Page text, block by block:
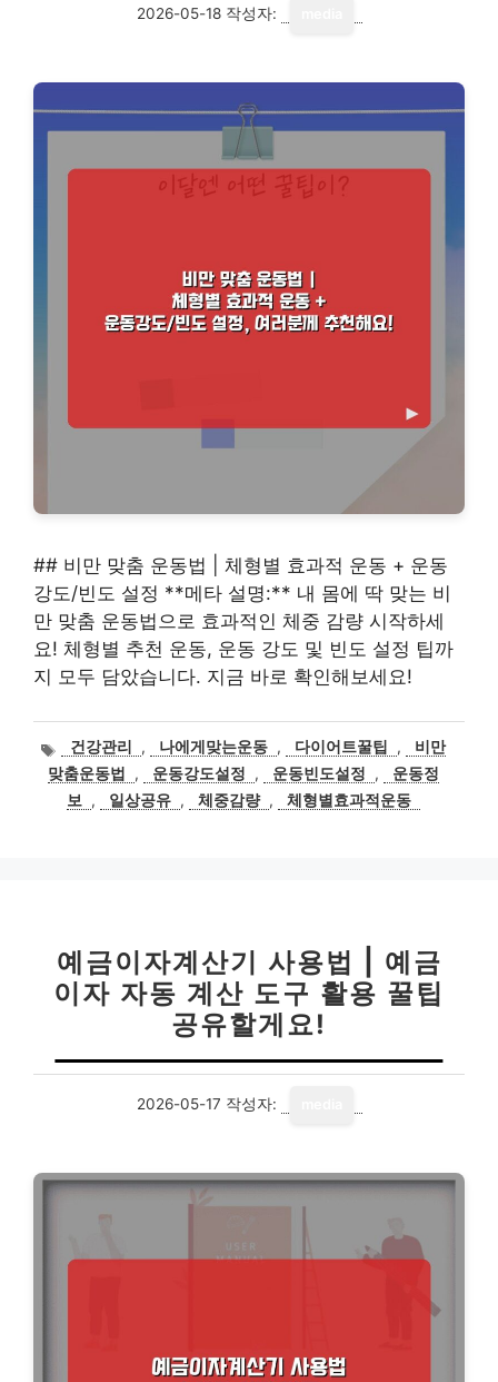
2026-05-18 작성자:
## 비만 맞춤 운동법 | 체형별 효과적 운동 + 운동
강도/빈도 설정 **메타 설명:** 내 몸에 딱 맞는 비
만 맞춤 운동법으로 효과적인 체중 감량 시작하세
요! 체형별 추천 운동, 운동 강도 및 빈도 설정 팁까
지 모두 담았습니다. 지금 바로 확인해보세요!
태
그
건강관리 , 나에게맞는운동 , 다이어트꿀팁 ,
비만
맞춤운동법
, 운동강도설정 , 운동빈도설정 ,
운동정
보 , 일상공유 , 체중감량 , 체형별효과적운동
예금이자계산기 사용법 | 예금
이자 자동 계산 도구 활용 꿀팁
공유할게요!
2026-05-17 작성자: